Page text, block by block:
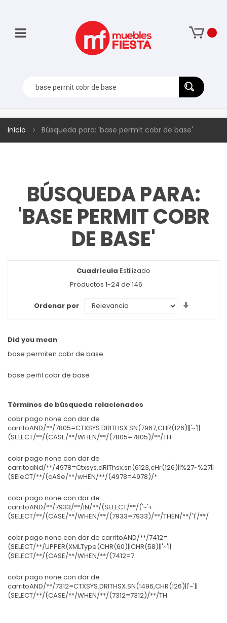
Inicio Búsqueda para: 'base permit cobr de base'
BÚSQUEDA PARA:
'BASE PERMIT COBR
DE BASE'
Ver
como
Cuadrícula Estilizado
Productos 1-24 de 146
Ordenar por
Did you mean
base permiten cobr de base
base perfil cobr de base
Términos de búsqueda relacionados
cobr pago none con dar de
carritoAND/**/7805=CTXSYS.DRITHSX.SN(7967,CHR(126)||'~'||
(SELECT/**/(CASE/**/WHEN/**/(7805=7805)/**/TH
cobr pago none con dar de
carritoaNd/**/4978=Ctxsys.dRIThsx.sn(6123,cHr(126)||%27~%27||
(SEleCT/**/(cASe/**/wHEN/**/(4978=4978)/*
cobr pago none con dar de
carritoAND/**/7933/**/IN/**/(SELECT/**/('~'+
(SELECT/**/(CASE/**/WHEN/**/(7933=7933)/**/THEN/**/'1'/**/
cobr pago none con dar de carritoAND/**/7412=
(SELECT/**/UPPER(XMLType(CHR(60)||CHR(58)||'~'||
(SELECT/**/(CASE/**/WHEN/**/(7412=7
cobr pago none con dar de
carritoAND/**/7312=CTXSYS.DRITHSX.SN(1496,CHR(126)||'~'||
(SELECT/**/(CASE/**/WHEN/**/(7312=7312)/**/TH